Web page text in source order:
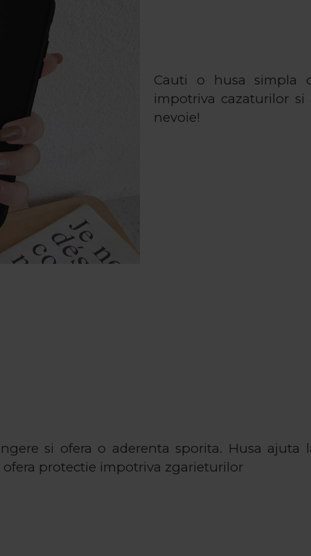
Cauti o husa simpla
impotriva cazaturilor si
nevoie!
si ofera o aderenta sporita. Husa ajuta
protectie impotriva zgarieturilor